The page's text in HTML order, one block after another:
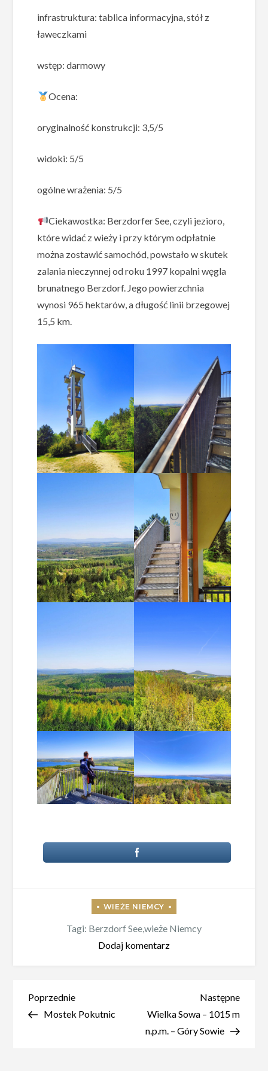
infrastruktura: tablica informacyjna, stół z
ławeczkami
wstęp: darmowy
Ocena:
oryginalność konstrukcji: 3,5/5
widoki: 5/5
ogólne wrażenia: 5/5
Ciekawostka: Berzdorfer See, czyli jezioro,
które widać z wieży i przy którym odpłatnie
można zostawić samochód, powstało w skutek
zalania nieczynnej od roku 1997 kopalni węgla
brunatnego Berzdorf. Jego powierzchnia
wynosi 965 hektarów, a długość linii brzegowej
15,5 km.
Tagi: Berzdorf Seewieże Niemcy
Dodaj komentarzdo
Jeziorem
Berzdorf
Nawigacja
wpisu
Poprzedni
wpis
Poprzednie
Mostek Pokutnic
wpis
Następne
Wielka Sowa – 1015 m
n.p.m. – Góry Sowie